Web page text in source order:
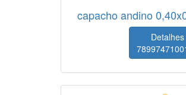
capacho andino
Detalhes